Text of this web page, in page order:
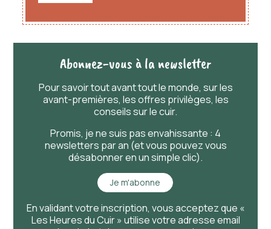
Abonnez-vous à la newsletter
Pour savoirtoutavanttoutle monde, sur les
avant-premières, les offres privilèges, les
conseils sur le cuir.
Promis, je ne suis pas envahissante : 4
newsletters par an (et vous pouvez vous
désabonner en un simple clic).
Je m'abonne
En validant votre inscription, vous acceptez que «
Les Heures du Cuir » utilise votre adresse email